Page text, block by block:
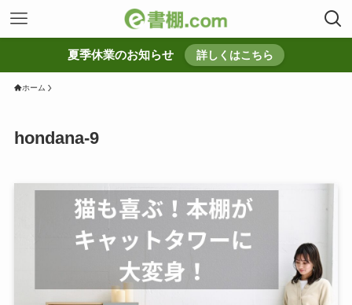
夏季休業のお知らせ 詳しくはこちら
ホーム
hondana-9